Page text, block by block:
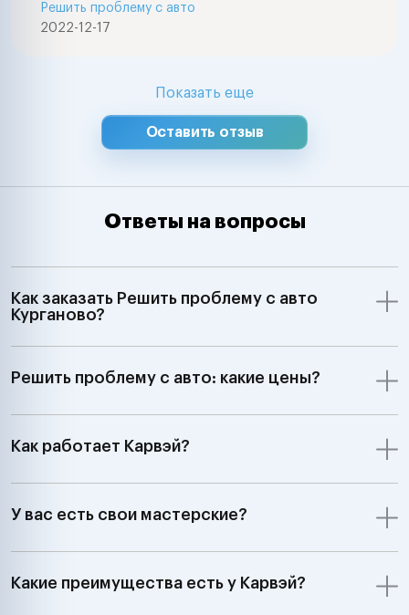
2022-12-17
Решить проблему с авто
Показать еще
Оставить отзыв
Ответы на вопросы
Как заказать Решить проблему с авто
Курганово?
Решить проблему с авто: какие цены?
Как работает Карвэй?
У вас есть свои мастерские?
Какие преимущества есть у Карвэй?